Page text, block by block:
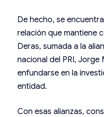
De hecho, se
relación que mantiene
Deras, sumada a la
nacional del PRI, Jorge
enfundarse en la
entidad.
Con esas alianzas,